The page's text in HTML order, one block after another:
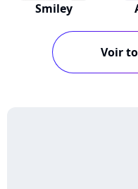
Smiley
Voir